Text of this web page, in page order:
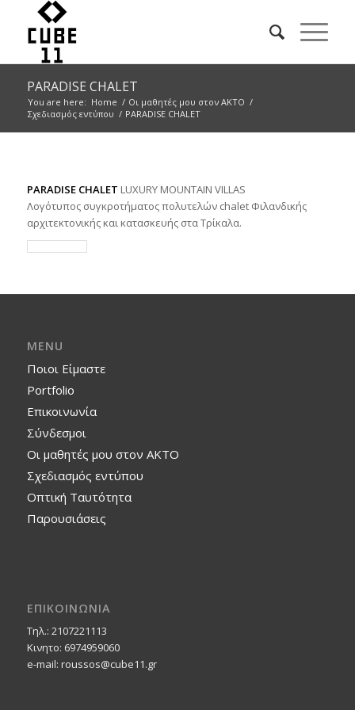
PARADISE CHALET
You are here: Home / Οι μαθητές μου στον ΑΚΤΟ /
Σχεδιασμός εντύπου / PARADISE CHALET
PARADISE CHALET LUXURY MOUNTAIN VILLAS
Λογότυπος συγκροτήματος πολυτελών chalet Φιλανδικής
αρχιτεκτονικής και κατασκευής στα Τρίκαλα.
MENU
Ποιοι Είμαστε
Portfolio
Επικοινωνία
Σύνδεσμοι
Οι μαθητές μου στον ΑΚΤΟ
Σχεδιασμός εντύπου
Οπτική Ταυτότητα
Παρουσιάσεις
ΕΠΙΚΟΙΝΩΝΙΑ
Τηλ.: 2107221113
Κινητο: 6974959060
e-mail: roussos@cube11.gr